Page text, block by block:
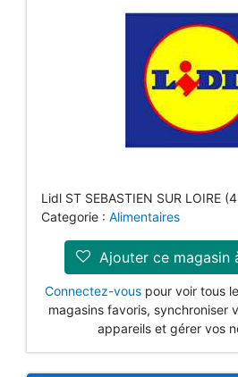
Lidl ST SEBASTIEN SUR LOIRE
Categorie : Alimentaires
Ajouter ce magasin
Connectez-vous pour voir tous
magasins favoris, synchroniser
appareils et gérer vos